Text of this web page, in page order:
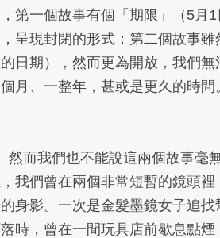
第一個故事有個「期限」（5月
呈現封閉的形式；第二個故事
日期），然而更為開放，我們
月、一整年，甚或是更久的時間
然而我們也不能說這兩個故事毫
我們曾在兩個非常短暫的鏡頭
身影。一次是金髮墨鏡女子追找
時，曾在一間玩具店前歇息點